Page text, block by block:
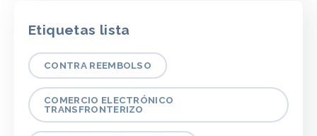
Etiquetas lista
CONTRA REEMBOLSO
COMERCIO ELECTRÓNICO
TRANSFRONTERIZO